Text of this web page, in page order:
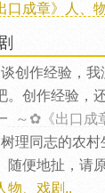
口成章》人、
谈创作经验，
。创作经验，
～✿《出口成
理同志的农
随便地扯，请
物、戏剧..